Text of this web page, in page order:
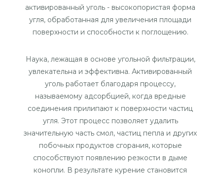
активированный уголь - высокопористая форма
угля, обработанная для увеличения площади
поверхности и способности к поглощению.
Наука, лежащая в основе угольной фильтрации,
увлекательна и эффективна. Активированный
уголь работает благодаря процессу,
называемому адсорбцией, когда вредные
соединения прилипают к поверхности частиц
угля. Этот процесс позволяет удалить
значительную часть смол, частиц пепла и других
побочных продуктов сгорания, которые
способствуют появлению резкости в дыме
конопли. В результате курение становится